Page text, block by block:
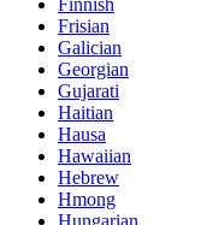
Finnish
Frisian
Galician
Georgian
Gujarati
Haitian
Hausa
Hawaiian
Hebrew
Hmong